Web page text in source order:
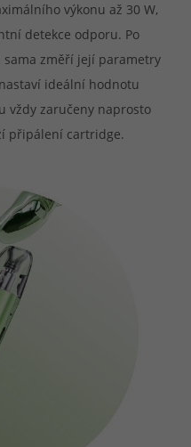
výkonu až 30 W,
detekce odporu. Po
změří její parametry
ideální hodnotu
vždy zaručeny naprosto
připálení cartridge.